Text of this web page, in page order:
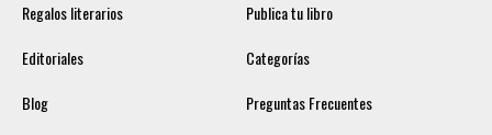
Regalos literarios
Publica tu libro
Editoriales
Categorías
Blog
Preguntas Frecuentes